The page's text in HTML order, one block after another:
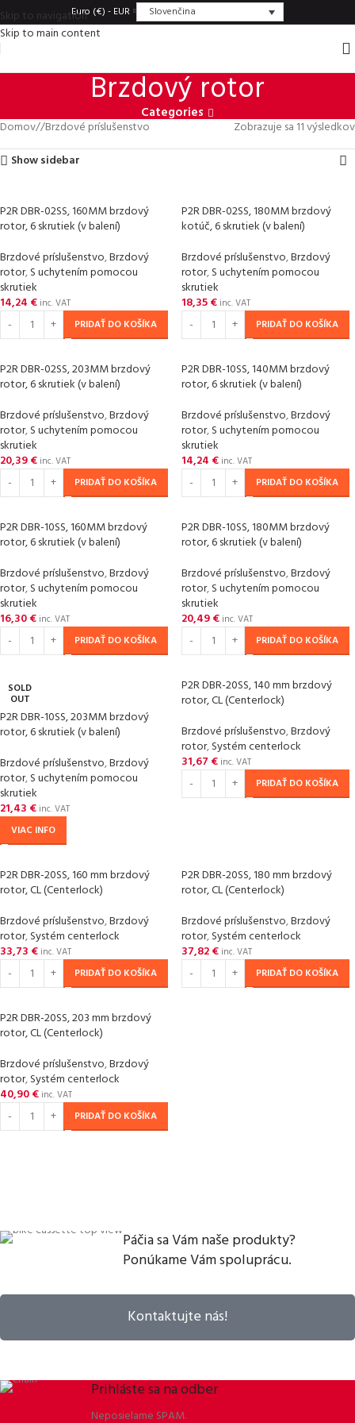
Skip to navigation
Skip to main content
Euro (€) - EUR Slovenčina
Brzdový rotor
Categories
Domov/ Brzdové príslušenstvo
Zobrazuje sa 11 výsledkov
Show sidebar
P2R DBR-02SS, 160MM brzdový
rotor, 6 skrutiek (v balení)
Brzdové príslušenstvo,Brzdový
rotor,S uchytením pomocou
skrutiek
14,24 € inc. VAT
PRIDAŤ DO KOŠÍKA
P2R DBR-02SS, 180MM brzdový
kotúč, 6 skrutiek (v balení)
Brzdové príslušenstvo,Brzdový
rotor,S uchytením pomocou
skrutiek
18,35€ inc. VAT
PRIDAŤ DO KOŠÍKA
P2R DBR-02SS, 203MM brzdový
rotor, 6 skrutiek (v balení)
Brzdové príslušenstvo,Brzdový
rotor,S uchytením pomocou
skrutiek
20,39€ inc. VAT
PRIDAŤ DO KOŠÍKA
P2R DBR-10SS, 140MM brzdový
rotor, 6 skrutiek (v balení)
Brzdové príslušenstvo,Brzdový
rotor,S uchytením pomocou
skrutiek
14,24 € inc. VAT
PRIDAŤ DO KOŠÍKA
P2R DBR-10SS, 160MM brzdový
rotor, 6 skrutiek (v balení)
Brzdové príslušenstvo,Brzdový
rotor,S uchytením pomocou
skrutiek
16,30€ inc. VAT
PRIDAŤ DO KOŠÍKA
P2R DBR-10SS, 180MM brzdový
rotor, 6 skrutiek (v balení)
Brzdové príslušenstvo,Brzdový
rotor,S uchytením pomocou
skrutiek
20,49€ inc. VAT
PRIDAŤ DO KOŠÍKA
SOLD
OUT
P2R DBR-10SS, 203MM brzdový
rotor, 6 skrutiek (v balení)
Brzdové príslušenstvo,Brzdový
rotor,S uchytením pomocou
skrutiek
21,43 € inc. VAT
VIAC INFO
P2R DBR-20SS, 140 mm brzdový
rotor, CL (Centerlock)
Brzdové príslušenstvo,Brzdový
rotor,Systém centerlock
31,67 € inc. VAT
PRIDAŤ DO KOŠÍKA
P2R DBR-20SS, 160 mm brzdový
rotor, CL (Centerlock)
Brzdové príslušenstvo,Brzdový
rotor,Systém centerlock
33,73 € inc. VAT
PRIDAŤ DO KOŠÍKA
P2R DBR-20SS, 180 mm brzdový
rotor, CL (Centerlock)
Brzdové príslušenstvo,Brzdový
rotor,Systém centerlock
37,82€ inc. VAT
PRIDAŤ DO KOŠÍKA
P2R DBR-20SS, 203 mm brzdový
rotor, CL (Centerlock)
Brzdové príslušenstvo,Brzdový
rotor,Systém centerlock
40,90€ inc. VAT
PRIDAŤ DO KOŠÍKA
Páčia sa Vám naše produkty?
Ponúkame Vám spoluprácu.
Kontaktujte nás!
Prihláste sa na odber
Neposielame SPAM.